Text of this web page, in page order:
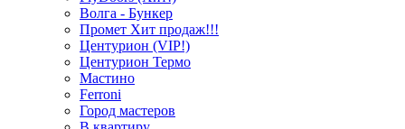
Волга - Бункер
Промет Хит продаж!!!
Центурион (VIP!)
Центурион Термо
Мастино
Ferroni
Город мастеров